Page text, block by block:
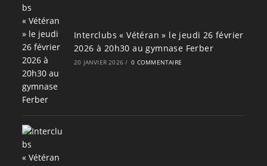
Interclubs « Vétéran » le jeudi 26 février
2026 à 20h30 au gymnase Ferber
20 JANVIER 2026 / 0 COMMENTAIRE